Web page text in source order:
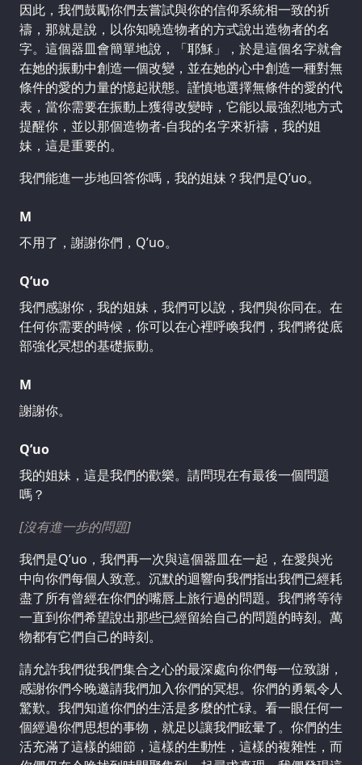
因此，我們鼓勵你們去嘗試與你的信仰系統相一致的祈
禱，那就是說，以你知曉造物者的方式說出造物者的名
字。這個器皿會簡單地說，「耶穌」，於是這個名字就會
在她的振動中創造一個改變，並在她的心中創造一種對無
條件的愛的力量的憶起狀態。謹慎地選擇無條件的愛的代
表，當你需要在振動上獲得改變時，它能以最強烈地方式
提醒你，並以那個造物者-自我的名字來祈禱，我的姐
妹，這是重要的。
我們能進一步地回答你嗎，我的姐妹？我們是Q’uo。
M
不用了，謝謝你們，Q’uo。
Q’uo
我們感謝你，我的姐妹，我們可以說，我們與你同在。在
任何你需要的時候，你可以在心裡呼喚我們，我們將從底
部強化冥想的基礎振動。
M
謝謝你。
Q’uo
我的姐妹，這是我們的歡樂。請問現在有最後一個問題
嗎？
[沒有進一步的問題]
我們是Q’uo，我們再一次與這個器皿在一起，在愛與光
中向你們每個人致意。沉默的迴響向我們指出我們已經耗
盡了所有曾經在你們的嘴唇上旅行過的問題。我們將等待
一直到你們希望說出那些已經留給自己的問題的時刻。萬
物都有它們自己的時刻。
請允許我們從我們集合之心的最深處向你們每一位致謝，
感謝你們今晚邀請我們加入你們的冥想。你們的勇氣令人
驚歎。我們知道你們的生活是多麼的忙碌。看一眼任何一
個經過你們思想的事物，就足以讓我們眩暈了。你們的生
活充滿了這樣的細節，這樣的生動性，這樣的複雜性，而